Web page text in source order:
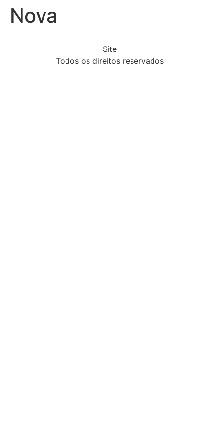
Nova
Site
Todos os direitos reservados